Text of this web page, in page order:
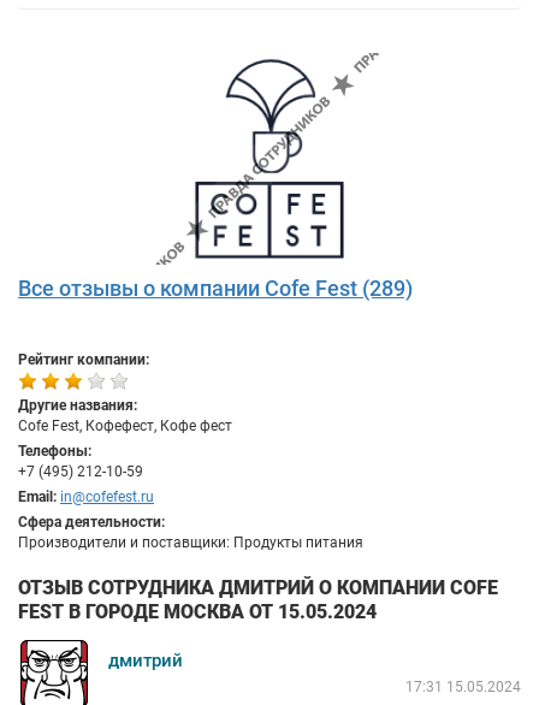
Все отзывы о компании Cofe Fest (289)
Рейтинг компании:
Другие названия:
Cofe Fest, Кофефест, Кофе фест
Телефоны:
+7 (495) 212-10-59
Email: in@cofefest.ru
Сфера деятельности:
Производители и поставщики: Продукты питания
ОТЗЫВ СОТРУДНИКА ДМИТРИЙ О КОМПАНИИ COFE
FEST В ГОРОДЕ МОСКВА ОТ 15.05.2024
дмитрий
17:31 15.05.2024